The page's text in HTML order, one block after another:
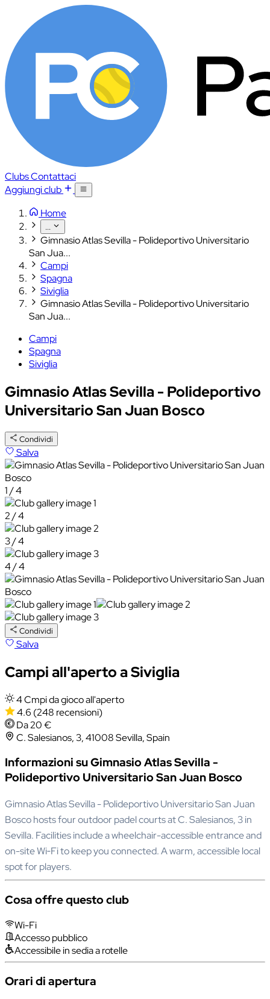
ClubsContattaci
Aggiungi club
Home
...
Gimnasio Atlas Sevilla - Polideportivo Universitario
San Jua...
Campi
Spagna
Siviglia
Gimnasio Atlas Sevilla - Polideportivo Universitario
San Jua...
Campi
Spagna
Siviglia
Gimnasio Atlas Sevilla - Polideportivo
Universitario San Juan Bosco
Condividi
Salva
1 / 4
2 / 4
3 / 4
4 / 4
Condividi
Salva
Campi all'aperto a Siviglia
4 Cmpi da gioco all'aperto
4.6 (248 recensioni)
Da 20 €
C. Salesianos, 3, 41008 Sevilla, Spain
Informazioni su Gimnasio Atlas Sevilla -
Polideportivo Universitario San Juan Bosco
Gimnasio Atlas Sevilla - Polideportivo Universitario San Juan
Bosco hosts four outdoor padel courts at C. Salesianos, 3 in
Sevilla. Facilities include a wheelchair-accessible entrance and
on-site Wi‑Fi to keep you connected. A warm, accessible local
spot for players.
Cosa offre questo club
Wi-Fi
Accesso pubblico
Accessibile in sedia a rotelle
Orari di apertura